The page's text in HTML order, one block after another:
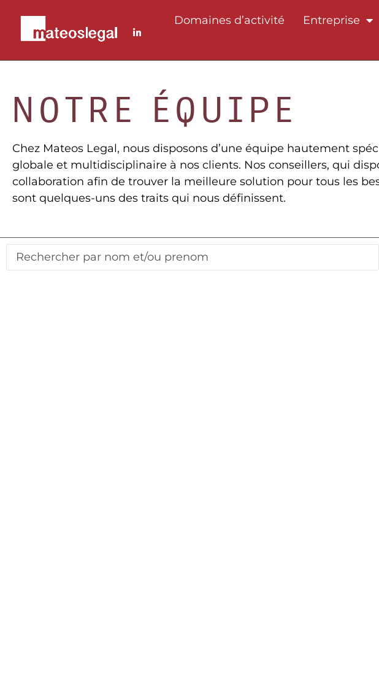
Domaines d’activité Entreprise
NOTRE ÉQUIPE
Chez Mateos Legal, nous disposons d’une équipe hautement
globale et multidisciplinaire à nos clients. Nos conseillers, qui
collaboration afin de trouver la meilleure solution pour tous les
sont quelques-uns des traits qui nous définissent.